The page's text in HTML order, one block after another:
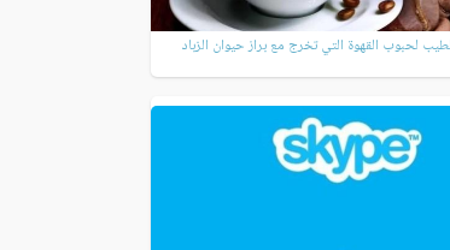
لحبوب القهوة التي تخرج مع براز حيوان الزباد